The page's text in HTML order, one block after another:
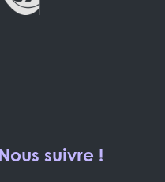
Nous suivre !